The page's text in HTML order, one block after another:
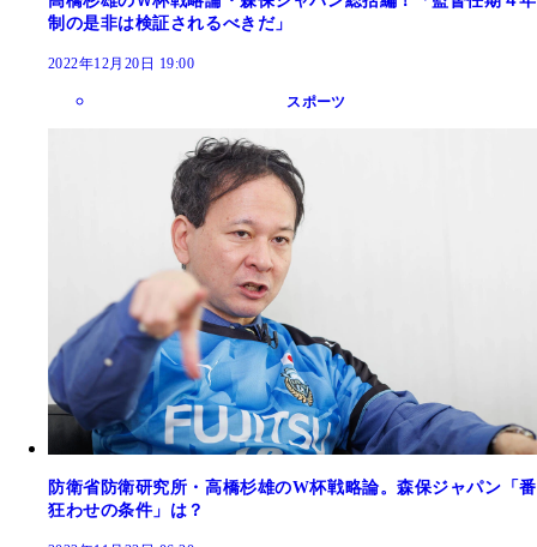
制の是非は検証されるべきだ」
2022年12月20日 19:00
スポーツ
防衛省防衛研究所・高橋杉雄のW杯戦略論。森保ジャパン「番
狂わせの条件」は？